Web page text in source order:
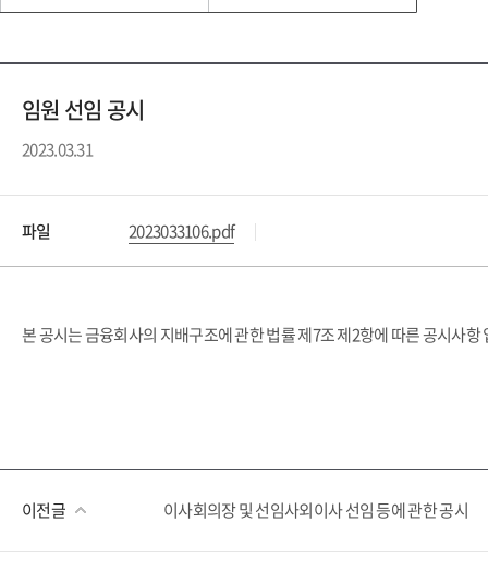
임원 선임 공시
2023.03.31
파일 2023033106.pdf
본 공시는 금융회사의 지배구조에 관한 법률 제7조 제2항에 따른 공시사항
이전글 이사회의장 및 선임사외이사 선임 등에 관한 공시